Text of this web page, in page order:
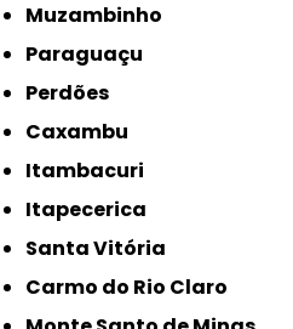
Muzambinho
Paraguaçu
Perdões
Caxambu
Itambacuri
Itapecerica
Santa Vitória
Carmo do Rio Claro